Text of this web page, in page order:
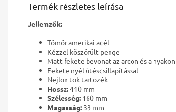
Termék részletes leírása
Jellemzők:
Tömör amerikai acél
Kézzel köszörült penge
Matt fekete bevonat az arcon és a nyakon
Fekete nyél ütéscsillapítással
Nejlon tok tartozék
Hossz:410 mm
Szélesség: 160 mm
Magasság: 38 mm